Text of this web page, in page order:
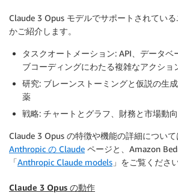
Claude 3 Opus モデルでサポートされてい
かご紹介します。
タスクオートメーション: API、データベ
ブコーディングにわたる複雑なアクショ
研究: ブレーンストーミングと仮説の生
薬
戦略: チャートとグラフ、財務と市場動
Claude 3 Opus の特徴や機能の詳細について
Anthropic の Claude ページと、Amazon
「Anthropic Claude models 」をご覧ください
Claude 3 Opus の動作